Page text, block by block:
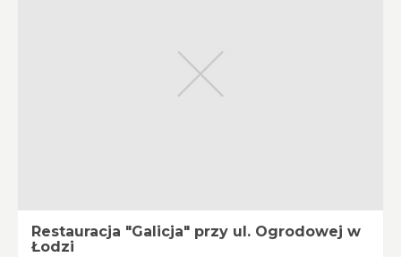
Restauracja "Galicja" przy ul. Ogrodowej w
Łodzi